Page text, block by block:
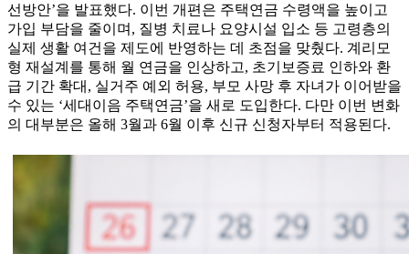
선방안’을 발표했다. 이번 개편은 주택연금 수령액을 높이고
가입 부담을 줄이며, 질병 치료나 요양시설 입소 등 고령층의
실제 생활 여건을 제도에 반영하는 데 초점을 맞췄다. 계리모
형 재설계를 통해 월 연금을 인상하고, 초기보증료 인하와 환
급 기간 확대, 실거주 예외 허용, 부모 사망 후 자녀가 이어받을
수 있는 ‘세대이음 주택연금’을 새로 도입한다. 다만 이번 변화
의 대부분은 올해 3월과 6월 이후 신규 신청자부터 적용된다.